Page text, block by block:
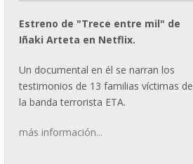
Estreno de "Trece entre mil" de
Iñaki Arteta en Netflix.
Un documental en él se narran los
testimonios de 13 familias víctimas de
la banda terrorista ETA.
más información...